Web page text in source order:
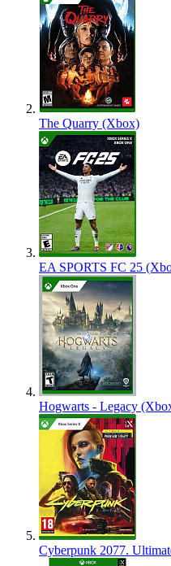
The Quarry (Xbox)
EA SPORTS FC 25
Hogwarts - Legacy
Cyberpunk 2077.